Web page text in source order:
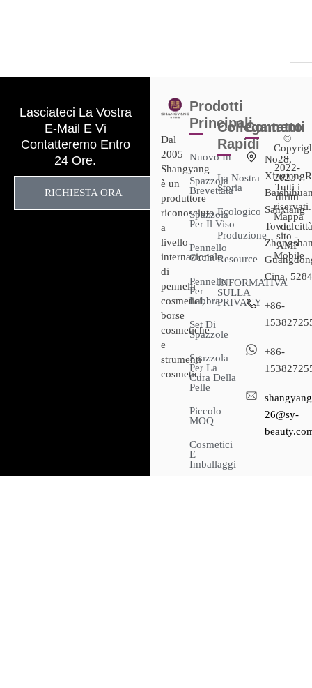
Lasciateci La Vostra
E-Mail E Vi
Contatteremo Entro
24 Ore.
RICHIESTA ORA
Dal
2005
Shangyang
è un
produttore
riconosciuto
a
livello
internazionale
di
pennelli
cosmetici,
borse
cosmetiche
e
strumenti
cosmetici.
Prodotti
Principali
Nuovo In
Spazzola
Brevettata
Spazzola
Per Il Viso
Pennello
Occhi
Pennello
Per
Labbra
Set Di
Spazzole
Spazzola
Per La
Cura Della
Pelle
Piccolo
MOQ
Cosmetici
E
Imballaggi
Collegamenti
Rapidi
La Nostra
Storia
Ecologico
Produzione
Resource
INFORMATIVA
SULLA
PRIVACY
Contatto
No28,
Sanxiang
Town,
Cina,
+86-
+86-
26@sy-
©
-
2022-
2023 :
Tutti i
diritti
riservati.
Mappa
del
sito -
AMP
Mobile